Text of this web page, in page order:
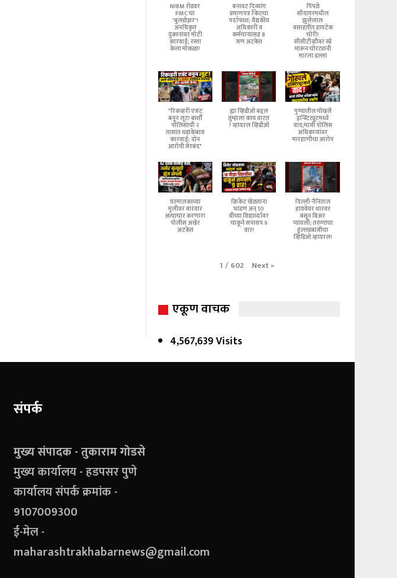
NIBM रोडवर
PMC चा
'बुलडोझर'!
अनधिकृत
दुकानांवर मोठी
कारवाई; रस्ता
केला मोकळा!
बनावट दिव्यांग
प्रमाणपत्र रॅकेटचा
पर्दाफाश; वैद्यकीय
अधिकारी व
कर्मचाऱ्यांसह 8
जण अटकेत
पिंपळे
सौदागरमधील
झुलेलाल
वसाहतीत हायटेक
चोरी!
सीसीटीव्हीवर स्प्रे
मारून चोरट्यांनी
मारला डल्ला
"रिकव्हरी एजंट
बनून लूट! बार्शी
पोलिसांची २
तासांत धडाकेबाज
कारवाई; दोन
आरोपी जेरबंद"
ह्या व्हिडीओ बद्दल
तुम्हाला काय वाटत
? व्हायरल व्हिडीओ
पुण्यातील गोखले
इन्स्टिट्यूटमध्ये
वाद;माजी पोलिस
अधिकाऱ्यांवर
मारहाणीचा आरोप
घरमालकाच्या
मुलीवर वारंवार
अत्याचार करणारा
पोलीस अखेर
अटकेत
क्रिकेट खेळताना
भांडणं अन् 10
वीच्या विद्यार्थ्यावर
चाकूने सपासप 9
वार!
दिल्ली-नैनिताल
हायवेवर थारवर
बसून बिअर
प्यायली; तरुणांचा
हुल्लडबाजीचा
व्हिडिओ व्हायरल!
1 / 602 Next»
एकूण वाचक
4,567,639 Visits
संपर्क
मुख्य संपादक - तुकाराम गोडसे
मुख्य कार्यालय - हडपसर पुणे
कार्यालय संपर्क क्रमांक -
9107009300
ई-मेल -
maharashtrakhabarnews@gmail.com